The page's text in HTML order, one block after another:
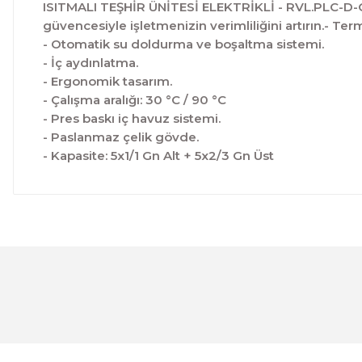
ISITMALI TEŞHİR ÜNİTESİ ELEKTRİKLİ -
güvencesiyle işletmenizin verimliliğini artırın.-
- Otomatik su doldurma ve boşaltma sistemi.
- İç aydınlatma.
- Ergonomik tasarım.
- Çalışma aralığı: 30 °C / 90 °C
- Pres baskı iç havuz sistemi.
- Paslanmaz çelik gövde.
- Kapasite: 5x1/1 Gn Alt + 5x2/3 Gn Üst